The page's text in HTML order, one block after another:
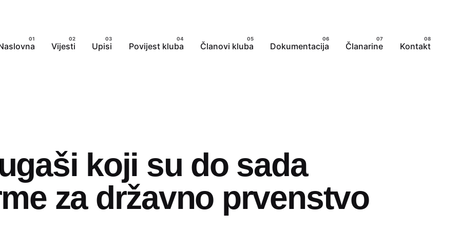
Vijesti Upisi Povijest kluba Članovi kluba Dokumentacija Članarine Kontakt
koji su do sada
za državno prvenstvo